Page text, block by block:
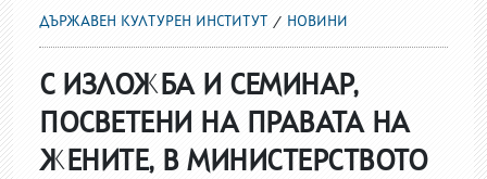
ДЪРЖАВЕН КУЛТУРЕН ИНСТИТУТ НОВИНИ
С ИЗЛОЖБА И СЕМИНАР,
ПОСВЕТЕНИ НА ПРАВАТА НА
ЖЕНИТЕ, В МИНИСТЕРСТВОТО